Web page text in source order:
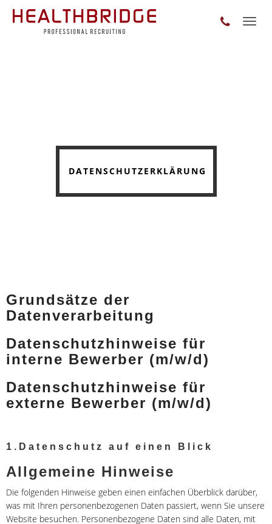
DATENSCHUTZERKLÄRUNG
Grundsätze der
Datenverarbeitung
Datenschutzhinweise für
interne Bewerber (m/w/d)
Datenschutzhinweise für
externe Bewerber (m/w/d)
1.Datenschutz auf einen Blick
Allgemeine Hinweise
Die folgenden Hinweise geben einen einfachen Überblick darüber,
was mit Ihren personenbezogenen Daten passiert, wenn Sie unsere
Website besuchen. Personenbezogene Daten sind alle Daten, mit